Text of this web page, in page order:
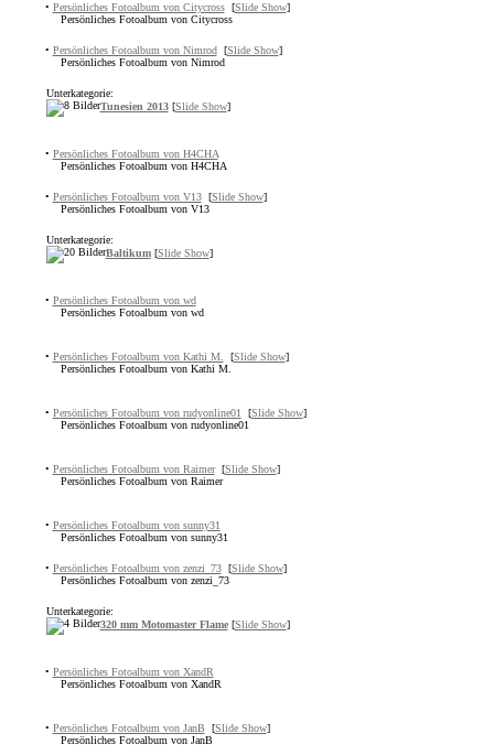
• Persönliches Fotoalbum von Citycross [Slide Show]
Persönliches Fotoalbum von Citycross
• Persönliches Fotoalbum von Nimrod [Slide Show]
Persönliches Fotoalbum von Nimrod
Unterkategorie:
Tunesien 2013[Slide Show]
• Persönliches Fotoalbum von H4CHA
Persönliches Fotoalbum von H4CHA
• Persönliches Fotoalbum von V13 [Slide Show]
Persönliches Fotoalbum von V13
Unterkategorie:
Baltikum[Slide Show]
• Persönliches Fotoalbum von wd
Persönliches Fotoalbum von wd
• Persönliches Fotoalbum von Kathi M. [Slide Show]
Persönliches Fotoalbum von Kathi M.
• Persönliches Fotoalbum von rudyonline01 [Slide Show]
Persönliches Fotoalbum von rudyonline01
• Persönliches Fotoalbum von Raimer [Slide Show]
Persönliches Fotoalbum von Raimer
• Persönliches Fotoalbum von sunny31
Persönliches Fotoalbum von sunny31
• Persönliches Fotoalbum von zenzi_73 [Slide Show]
Persönliches Fotoalbum von zenzi_73
Unterkategorie:
320 mm Motomaster Flame[Slide Show]
• Persönliches Fotoalbum von XandR
Persönliches Fotoalbum von XandR
• Persönliches Fotoalbum von JanB [Slide Show]
Persönliches Fotoalbum von JanB